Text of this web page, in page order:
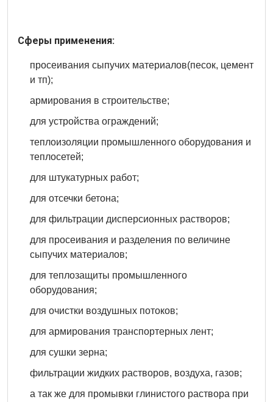
Сферы применения:
просеивания сыпучих материалов(песок, цемент
и тп);
армирования в строительстве;
для устройства ограждений;
теплоизоляции промышленного оборудования и
теплосетей;
для штукатурных работ;
для отсечки бетона;
для фильтрации дисперсионных растворов;
для просеивания и разделения по величине
сыпучих материалов;
для теплозащиты промышленного
оборудования;
для очистки воздушных потоков;
для армирования транспортерных лент;
для сушки зерна;
фильтрации жидких растворов, воздуха, газов;
а так же для промывки глинистого раствора при